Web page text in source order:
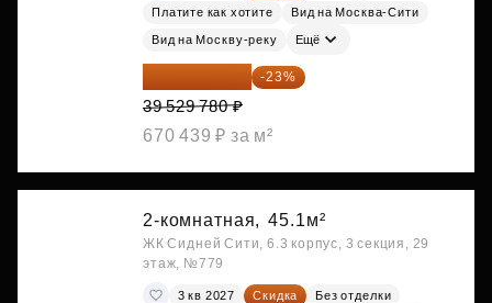
Платите как хотите
Вид на Москва-Сити
Вид на Москву-реку Ещё
30 437 931 ₽ -23%
39 529 780 ₽
670 439 ₽ за м²
2-комнатная, 45.1м²
ЖК Сидней Сити, 6.3 корпус, 3 секция, 29
этаж, №779
3 кв 2027 Скидка
Без отделки